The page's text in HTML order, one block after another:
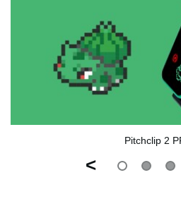
Pitchclip 2
<